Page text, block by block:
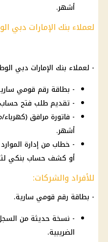
أشهر.
لعملاء بنك الإمارات دبي
- لعملاء بنك الإمارات دبي
- بطاقة رقم قومي
- تقديم طلب فتح
أشهر.
- خطاب من إدارة
أو كشف حساب بنكي
للأفراد والشركات:
- بطاقة رقم قومي سارية.
- نسخة حديثة من السجل
الضريبية.